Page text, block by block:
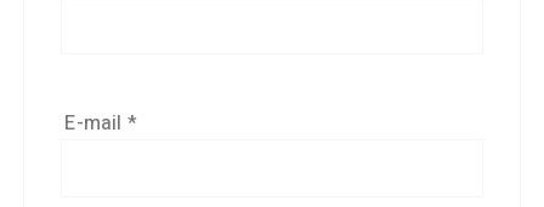
E-mail *